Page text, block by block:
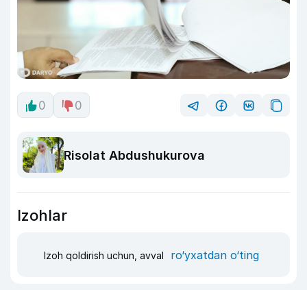
0 0
Risolat Abdushukurova
Izohlar
Izoh qoldirish uchun, avval ro‘yxatdan o‘ting